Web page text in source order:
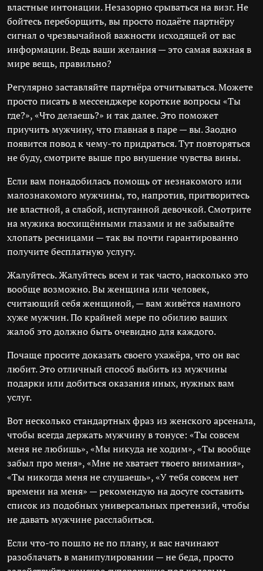
властные интонации. Незазорно срываться на визг. Не
бойтесь переборщить, вы просто подаёте партнёру
сигнал о чрезвычайной важности исходящей от вас
информации. Ведь ваши желания — это самая важная в
мире вещь, правильно?
Регулярно заставляйте партнёра отчитываться. Можете
просто писать в мессенджере короткие вопросы «Ты
где?», «Что делаешь?» и так далее. Это поможет
приучить мужчину, что главная в паре — вы. Заодно
появится повод к чему-то придраться. Тут повторяться
не буду, смотрите выше про внушение чувства вины.
Если вам понадобилась помощь от незнакомого или
малознакомого мужчины, то, напротив, притворитесь
не властной, а слабой, испуганной девочкой. Смотрите
на мужика восхищёнными глазами и не забывайте
хлопать ресницами — так вы почти гарантированно
получите бесплатную услугу.
Жалуйтесь. Жалуйтесь всем и так часто, насколько это
вообще возможно. Вы женщина или человек,
считающий себя женщиной, — вам живётся намного
хуже мужчин. По крайней мере по обилию ваших
жалоб это должно быть очевидно для каждого.
Почаще просите доказать своего ухажёра, что он вас
любит. Это отличный способ выбить из мужчины
подарки или добиться оказания иных, нужных вам
услуг.
Вот несколько стандартных фраз из женского арсенала,
чтобы всегда держать мужчину в тонусе: «Ты совсем
меня не любишь», «Мы никуда не ходим», «Ты вообще
забыл про меня», «Мне не хватает твоего внимания»,
«Ты никогда меня не слушаешь», «У тебя совсем нет
времени на меня» — рекомендую на досуге составить
список из подобных универсальных претензий, чтобы
не давать мужчине расслабиться.
Если что-то пошло не по плану, и вас начинают
разоблачать в манипулировании — не беда, просто